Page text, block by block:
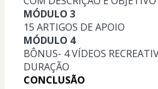
MÓDULO 3
15 ARTIGOS DE APOIO
MÓDULO 4
BÔNUS- 4 VÍDEOS
DURAÇÃO
CONCLUSÃO